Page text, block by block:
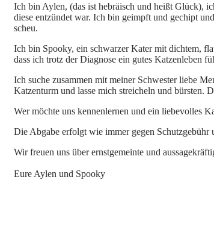
Ich bin Aylen, (das ist hebräisch und heißt Glück),
diese entzündet war. Ich bin geimpft und gechipt
scheu.
Ich bin Spooky, ein schwarzer Kater mit dichtem,
dass ich trotz der Diagnose ein gutes Katzenleben
Ich suche zusammen mit meiner Schwester liebe
Katzenturm und lasse mich streicheln und bürsten.
Wer möchte uns kennenlernen und ein liebevolles
Die Abgabe erfolgt wie immer gegen
Wir freuen uns über ernstgemeinte und
Eure Aylen und Spooky